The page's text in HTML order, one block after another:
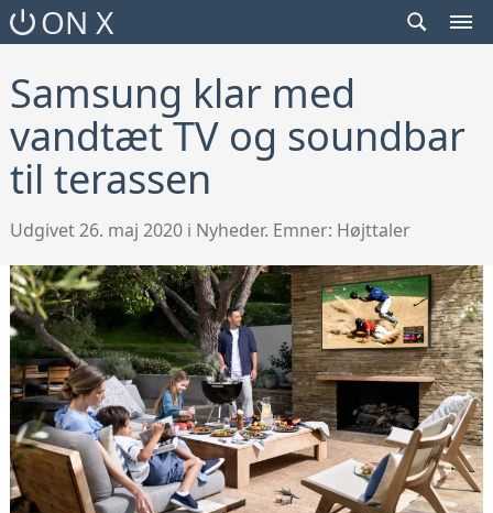
ON X
TOGGLE
Samsung klar med
vandtæt TV og soundbar
til terassen
Udgivet 26. maj 2020 i Nyheder. Emner: Højttaler